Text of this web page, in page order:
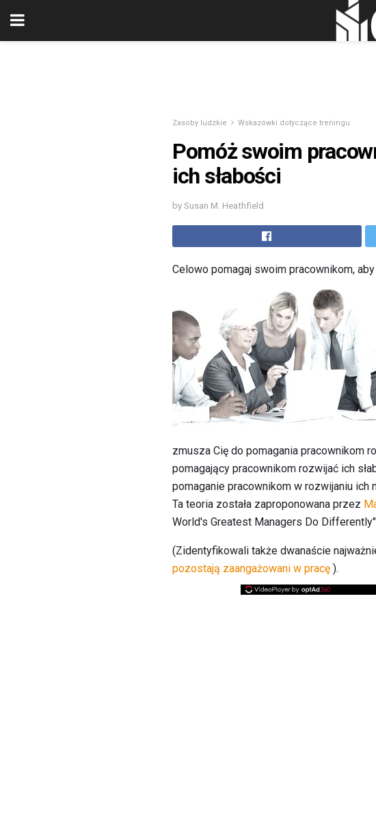
Zasoby ludzkie Wskazówki dotyczące treningu
Pomóż swoim
ich słabości
by Susan M. Heathfield
Celowo pomagaj swoim pracownikom,
zmusza Cię do pomagania pracownikom
pomagający pracownikom rozwijać ich
pomaganie pracownikom w rozwijaniu ich
Ta teoria została zaproponowana przez
World's Greatest Managers Do
(Zidentyfikowali także dwanaście
pozostają zaangażowani w pracę ).